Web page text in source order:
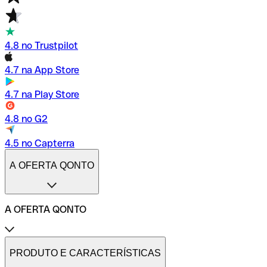
4.8 no Trustpilot
4.7 na App Store
4.7 na Play Store
4.8 no G2
4.5 no Capterra
A OFERTA QONTO
A OFERTA QONTO
Tarifas
Conta profissional online
PRODUTO E CARACTERÍSTICAS